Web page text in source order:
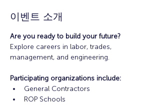
이벤트 소개
Are you ready to build your future?
Explore careers in labor, trades,
management, and engineering.
Participating organizations include:
General Contractors
ROP Schools